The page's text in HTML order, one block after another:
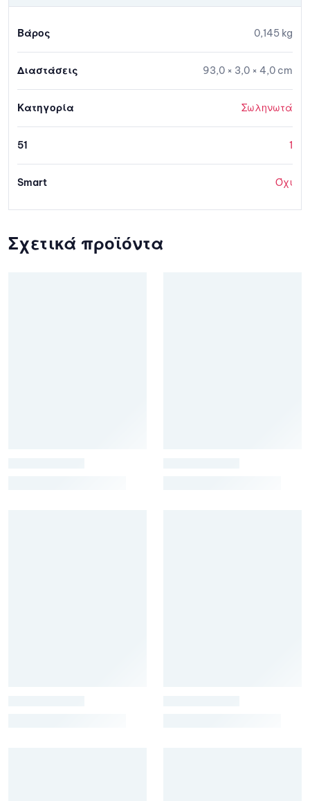
Βάρος 0,145 kg
Διαστάσεις 93,0 × 3,0 × 4,0 cm
Κατηγορία Σωληνωτά
51 1
Smart Όχι
Σχετικά προϊόντα